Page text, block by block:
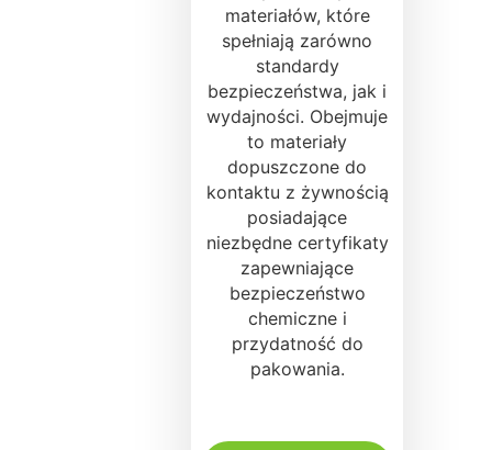
materiałów, które
spełniają zarówno
standardy
bezpieczeństwa, jak i
wydajności. Obejmuje
to materiały
dopuszczone do
kontaktu z żywnością
posiadające
niezbędne certyfikaty
zapewniające
bezpieczeństwo
chemiczne i
przydatność do
pakowania.